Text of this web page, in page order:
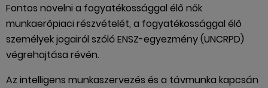
Fontos növelni a fogyatékossággal élő nők
munkaerőpiaci részvételét, a fogyatékossággal élő
személyek jogairól szóló ENSZ-egyezmény (UNCRPD)
végrehajtása révén.
Az intelligens munkaszervezés és a távmunka kapcsán